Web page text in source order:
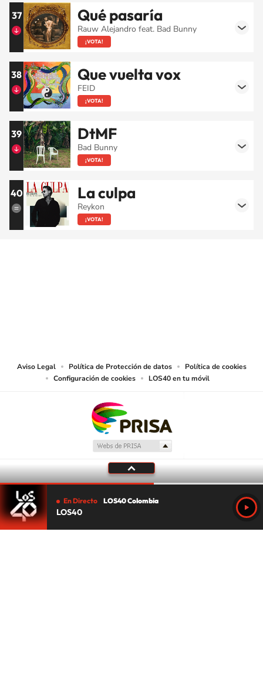
37 Qué pasaría
Rauw Alejandro feat. Bad Bunny
¡VOTA!
38 Que vuelta vox
FEID
¡VOTA!
39 DtMF
Bad Bunny
¡VOTA!
40 La culpa
Reykon
¡VOTA!
Aviso Legal Política de Protección de datos
Política de cookies
Configuración de cookies
LOS40 en tu móvil
En Directo LOS40 Colombia
LOS40